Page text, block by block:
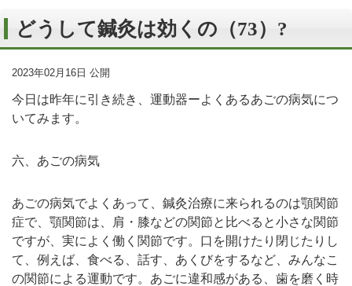
どうして鍼灸は効くの（73）?
2023年02月16日 公開
今日は昨年に引き続き、運動器ーよくあるあごの病気につ
いてみます。
六、あごの病気
あごの病気でよくあって、鍼灸治療に来られるのは顎関節
症で、顎関節は、肩・膝などの関節と比べると小さな関節
ですが、実によく働く関節です。口を開けたり閉じたりし
て、例えば、食べる、話す、あくびをするなど、みんなこ
の関節による運動です。あごに違和感がある、歯を磨く時